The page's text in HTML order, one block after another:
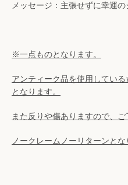
メッセージ：主張せずに幸運
※一点ものとなります。
アンティーク品を使用してい
となります。
また反りや傷ありますので、ご
ノークレームノーリターンとな